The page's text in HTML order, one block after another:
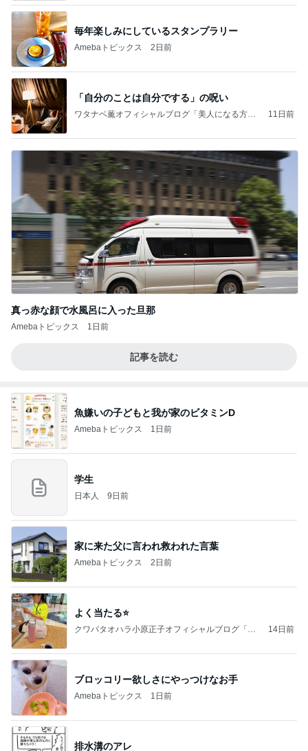
毎年楽しみにしているスタンプラリー
Amebaトピックス 2日前
「自分のことは自分でする」の呪い
ワタナベ薫オフィシャルブログ「美人になる方
11日前
真っ赤な顔で水風呂に入った旦那
Amebaトピックス 1日前
記事を読む
魚嫌いの子どもと我が家のビタミンD
Amebaトピックス 1日前
学生
日本人 9日前
家に来た父に言われ救われた言葉
Amebaトピックス 2日前
よく当たる⭐️
クワバタオハラ小原正子オフィシャルブログ「女
14日前
ブロッコリー欲しさにやっつけなお手
Amebaトピックス 1日前
排水溝のアレ